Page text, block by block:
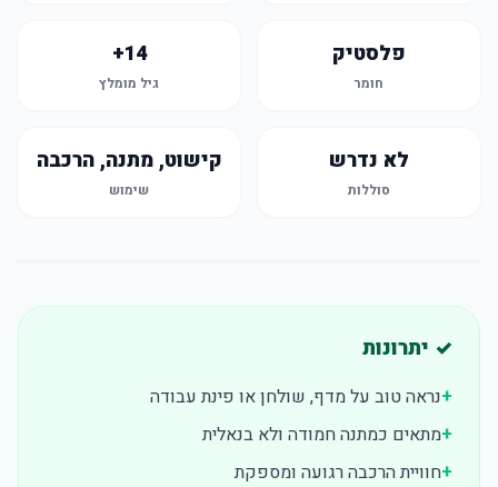
פלסטיק
חומר
14+
גיל מומלץ
לא נדרש
סוללות
קישוט, מתנה, הרכבה
שימוש
✓ יתרונות
+נראה טוב על מדף, שולחן או פינת עבודה
+מתאים כמתנה חמודה ולא בנאלית
+חוויית הרכבה רגועה ומספקת